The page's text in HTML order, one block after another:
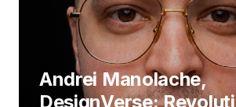
Andrei Manolache,
DesignVerse: